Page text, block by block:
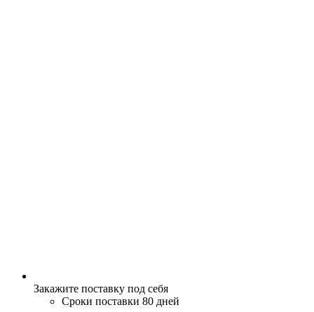
Закажите поставку под себя
Сроки поставки 80 дней